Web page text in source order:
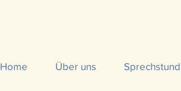
Home Über uns